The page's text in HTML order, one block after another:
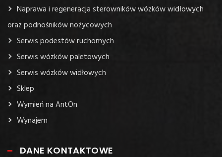
Naprawa i regeneracja sterowników wózków widłowych
oraz podnośników nożycowych
Serwis podestów ruchomych
Serwis wózków paletowych
Serwis wózków widłowych
Sklep
Wymień na AntOn
Wynajem
DANE KONTAKTOWE